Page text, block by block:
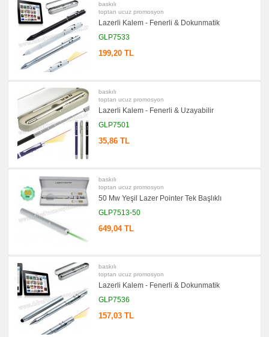
baskılı
toptan ucuz promosyon
Lazerli Kalem - Fenerli & Dokunmatik
GLP7533
199,20 TL
baskılı
toptan ucuz promosyon
Lazerli Kalem - Fenerli & Uzayabilir
GLP7501
35,86 TL
baskılı
toptan ucuz promosyon
50 Mw Yeşil Lazer Pointer Tek Başlıklı
GLP7513-50
649,04 TL
baskılı
toptan ucuz promosyon
Lazerli Kalem - Fenerli & Dokunmatik
GLP7536
157,03 TL
promosyon
Takvim
&
Bloknot
promosyon
Bardak
Altlığı
Tabağı
promosyon
Evrak
Çantası
&
Sekreter
Bloknot
Sümen
Takımı
promosyon
Yapışkan
Notluk
promosyon
Bilgisayar
Aksesuarları
promosyon
Diğer
Ürünler